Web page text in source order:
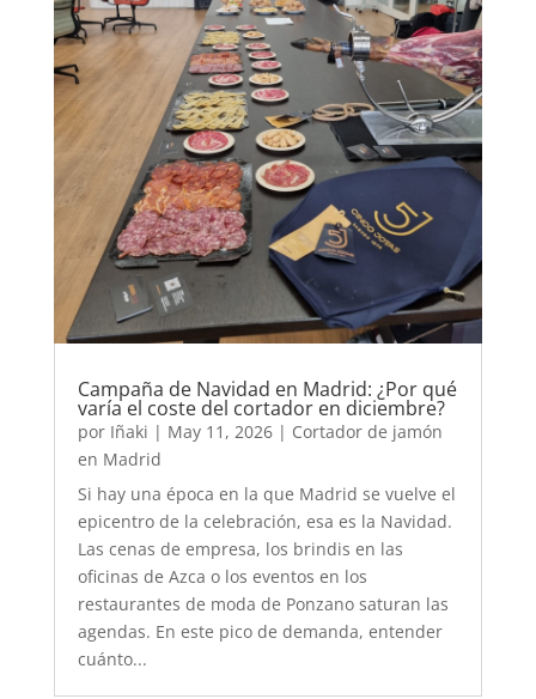
Campaña de Navidad en Madrid: ¿Por qué
varía el coste del cortador en diciembre?
por Iñaki | May 11, 2026| Cortador de jamón
en Madrid
Si hay una época en la que Madrid se vuelve el
epicentro de la celebración, esa es la Navidad.
Las cenas de empresa, los brindis en las
oficinas de Azca o los eventos en los
restaurantes de moda de Ponzano saturan las
agendas. En este pico de demanda, entender
cuánto...